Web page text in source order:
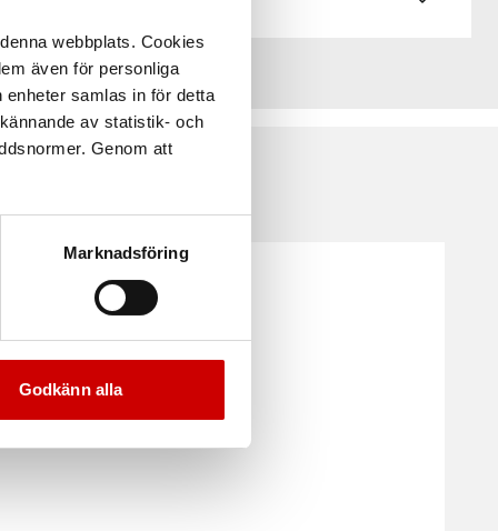
webbplats. Cookies
även för personliga
samlas in för detta
av statistik- och
Genom att
Marknadsföring
Godkänn alla